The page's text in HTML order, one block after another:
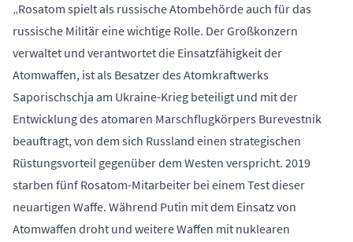
„Rosatom spielt als russische Atombehörde auch für das
russische Militär eine wichtige Rolle. Der Großkonzern
verwaltet und verantwortet die Einsatzfähigkeit der
Atomwaffen, ist als Besatzer des Atomkraftwerks
Saporischschja am Ukraine-Krieg beteiligt und mit der
Entwicklung des atomaren Marschflugkörpers Burevestnik
beauftragt, von dem sich Russland einen strategischen
Rüstungsvorteil gegenüber dem Westen verspricht. 2019
starben fünf Rosatom-Mitarbeiter bei einem Test dieser
neuartigen Waffe. Während Putin mit dem Einsatz von
Atomwaffen droht und weitere Waffen mit nuklearen